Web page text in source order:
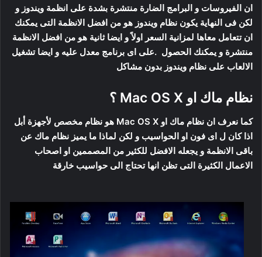
ان الفيروسات و البرامج الضارة منتشرة بشدة على انظمة ويندوز و
لكن فى النهاية يكون نظام ويندوز هو من افضل الانظمة التى يمكنك
ان تتعامل معاها لمزانية السعر اولاً و ايضا ثانية هو من افضل الانظمة
منتشرة و يمكنك الحصول .على اى برنامج معدل عليه و ايضا تشغيل
الالعاب على نظام ويندوز بدون مشاكل
نظام ماك او Mac OS X ؟
كما نعرف ان نظام ماك او Mac OS X هو نظام مخصص لأجهزة أبل
اذا كان ل اى فون او الحواسيب و لكن لماذا ما يميز نظام ماك عن
باقى الانظمة و يجعله الافضل للكثير من المصممين او اصحاب
الاعمال الكثيرة التى تظن انها تحتاج الى حواسيب خارقة